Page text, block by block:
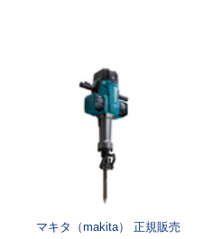
マキタ（makita） 正規販売